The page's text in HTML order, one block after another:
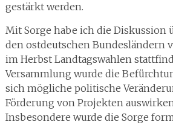
gestärkt werden.
Mit Sorge habe ich die Diskussion
den ostdeutschen Bundesländern
im Herbst Landtagswahlen
Versammlung wurde die
sich mögliche politische
Förderung von Projekten
Insbesondere wurde die Sorge